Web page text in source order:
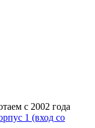
с 2002 года
1 (вход со